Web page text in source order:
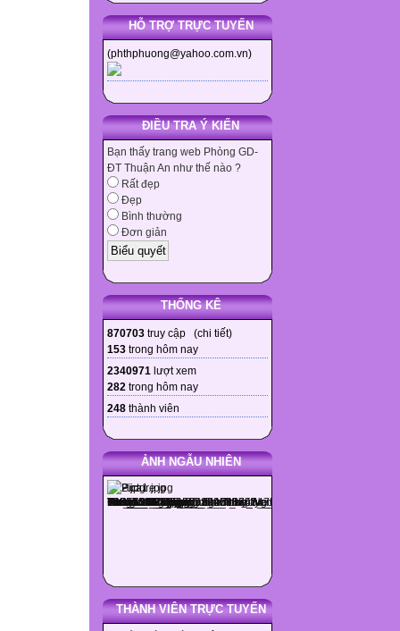
HỖ TRỢ TRỰC TUYẾN
(phthphuong@yahoo.com.vn)
ĐIỀU TRA Ý KIẾN
Bạn thấy trang web Phòng GD-
ĐT Thuận An như thế nào ?
Rất đẹp
Đẹp
Bình thường
Đơn giản
THỐNG KÊ
870703 truy cập (chi tiết)
153 trong hôm nay
2340971 lượt xem
282 trong hôm nay
248 thành viên
ẢNH NGẪU NHIÊN
THÀNH VIÊN TRỰC TUYẾN